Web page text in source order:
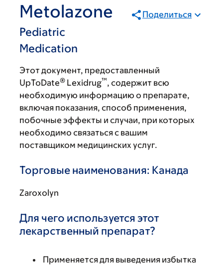
Metolazone
Pediatric
Medication
Поделиться
Этот документ, предоставленный
UpToDate® Lexidrug™, содержит всю
необходимую информацию о препарате,
включая показания, способ применения,
побочные эффекты и случаи, при которых
необходимо связаться с вашим
поставщиком медицинских услуг.
Торговые наименования: Канада
Zaroxolyn
Для чего используется этот
лекарственный препарат?
Применяется для выведения избытка